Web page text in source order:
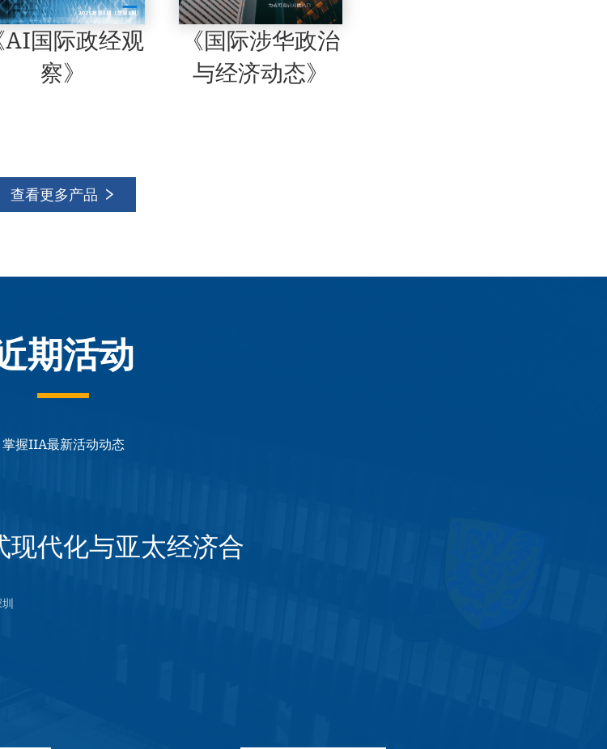
AI国际政经观
察》
《国际涉华政治
与经济动态》
查看更多产品
期活动
掌握IIA最新活动动态
代化与亚太经济合